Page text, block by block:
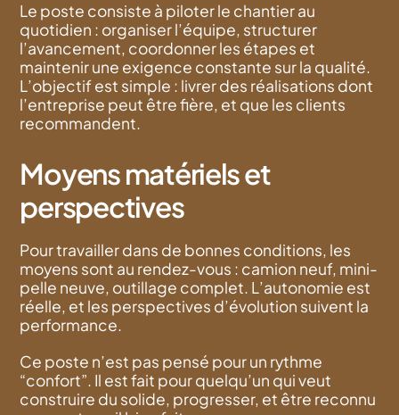
Le poste consiste à piloter le chantier au
quotidien : organiser l’équipe, structurer
l’avancement, coordonner les étapes et
maintenir une exigence constante sur la qualité.
L’objectif est simple : livrer des réalisations dont
l’entreprise peut être fière, et que les clients
recommandent.
Moyens matériels et
perspectives
Pour travailler dans de bonnes conditions, les
moyens sont au rendez-vous : camion neuf, mini-
pelle neuve, outillage complet. L’autonomie est
réelle, et les perspectives d’évolution suivent la
performance.
Ce poste n’est pas pensé pour un rythme
“confort”. Il est fait pour quelqu’un qui veut
construire du solide, progresser, et être reconnu